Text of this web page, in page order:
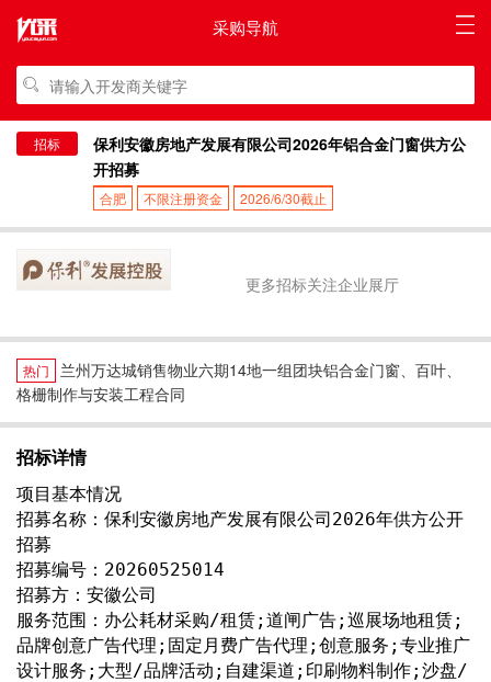
采购导航
招标
保利安徽房地产发展有限公司2026年铝合金门窗供方公
开招募
合肥 不限注册资金 2026/6/30截止
更多招标关注企业展厅
热门
兰州万达城销售物业六期14地一组团块铝合金门窗、百叶、
格栅制作与安装工程合同
招标详情
项目基本情况
招募名称：保利安徽房地产发展有限公司2026年供方公开
招募
招募编号：20260525014
招募方：安徽公司
服务范围：办公耗材采购/租赁;道闸广告;巡展场地租赁;
品牌创意广告代理;固定月费广告代理;创意服务;专业推广
设计服务;大型/品牌活动;自建渠道;印刷物料制作;沙盘/